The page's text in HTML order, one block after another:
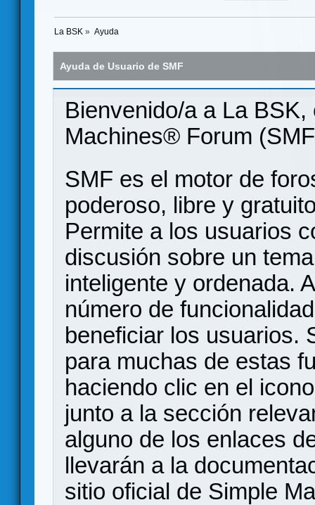
La BSK » Ayuda
Ayuda de Usuario de SMF
Bienvenido/a a La
Machines® Forum
SMF es el motor de
poderoso, libre y
Permite a los usuarios
discusión sobre un
inteligente y ordenada.
número de
beneficiar los usuarios.
para muchas de estas
haciendo clic en el
junto a la sección
alguno de los enlaces
llevarán a la
sitio oficial de Simple